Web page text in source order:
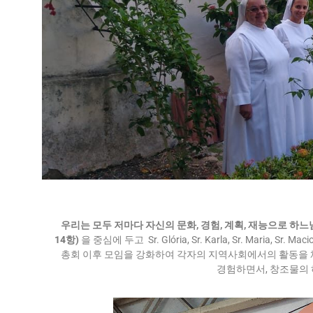
우리는 모두 저마다 자신의 문화, 경험, 계획, 재능으로 하
14항) 을 중심에 두고 Sr. Glória, Sr. Karla, Sr. Maria, Sr.
총회 이후 모임을 강화하여 각자의 지역사회에서의 활동
경험하면서, 창조물의